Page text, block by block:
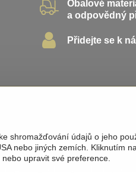
Obalové
a odpovědný
Přidejte se k
shromažďování údajů o jeho
nebo jiných zemích. Kliknutím
upravit své preference.